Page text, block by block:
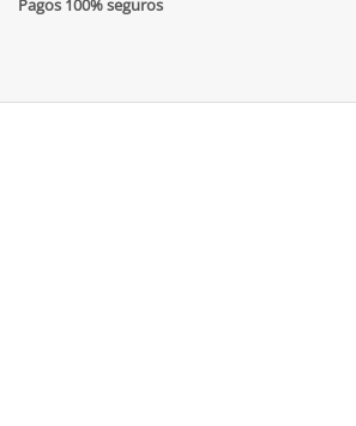
Pagos 100% seguros